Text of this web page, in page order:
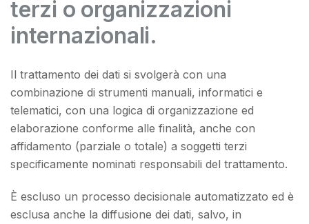
terzi o organizzazioni
internazionali.
Il trattamento dei dati si svolgerà con una
combinazione di strumenti manuali, informatici e
telematici, con una logica di organizzazione ed
elaborazione conforme alle finalità, anche con
affidamento (parziale o totale) a soggetti terzi
specificamente nominati responsabili del trattamento.
È escluso un processo decisionale automatizzato ed è
esclusa anche la diffusione dei dati, salvo, in